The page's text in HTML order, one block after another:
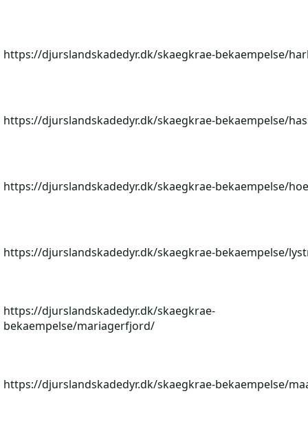
https://djurslandskadedyr.dk/skaegkrae-bekaempelse/
https://djurslandskadedyr.dk/skaegkrae-bekaempelse/
https://djurslandskadedyr.dk/skaegkrae-bekaempelse/
https://djurslandskadedyr.dk/skaegkrae-bekaempelse/
https://djurslandskadedyr.dk/skaegkrae-
bekaempelse/mariagerfjord/
https://djurslandskadedyr.dk/skaegkrae-bekaempelse/